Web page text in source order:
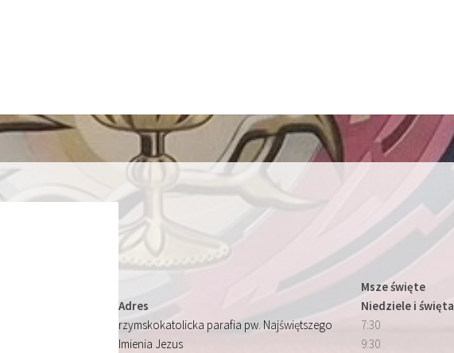
Adres
rzymskokatolicka parafia pw. Najświętszego
Imienia Jezus
Msze święte
Niedziele i święta
7:30
9:30